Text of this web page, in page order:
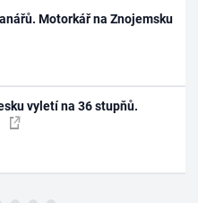
Motorkář na Znojemsku
vyletí na 36 stupňů.